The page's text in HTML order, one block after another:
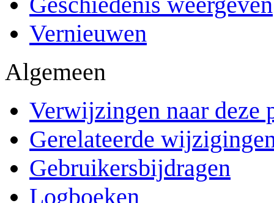
Vernieuwen
Algemeen
Verwijzingen naar deze
Gerelateerde
Gebruikersbijdragen
Logboeken